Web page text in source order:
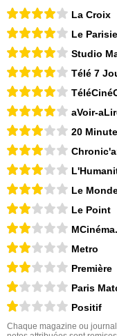
La Croix
Le
Studio
Télé 7
aVoir-
20
Le
Le Point
Metro
Première
Paris
Positif
Chaque magazine ou